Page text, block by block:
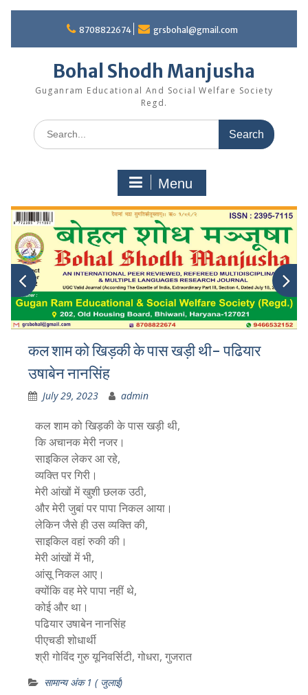
content
8708822674 grsbohal@gmail.com
Bohal Shodh Manjusha
Guganram Educational And Social Welfare Society
Regd.
Search
for:
Menu
कल शाम को खिड़की के पास खड़ी थी- पढियार
उषाबेन नानसिंह
July 29, 2023 admin
कल शाम को खिड़की के पास खड़ी थी,
कि अचानक मेरी नजर।
साइकिल लेकर आ रहे,
व्यक्ति पर गिरी।
मेरी आंखों में खुशी छलक उठी,
और मेरी जुबां पर पापा निकल आया।
लेकिन जैसे ही उस व्यक्ति की,
साइकिल वहां रुकी की।
मेरी आंखों में भी,
आंसू निकल आए।
क्योंकि वह मेरे पापा नहीं थे,
कोई और था।
पढियार उषाबेन नानसिंह
पीएचडी शोधार्थी
श्री गोविंद गुरु यूनिवर्सिटी, गोधरा, गुजरात
सामान्य अंक 1 ( जुलाई)